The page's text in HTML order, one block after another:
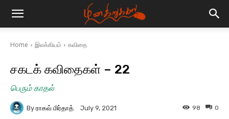
Home இலக்கியம் கவிதை
சகடக் கவிதைகள் – 22
பெரும் காதல்
By ராகவ் மிர்தாத் July 9, 2021 0
98